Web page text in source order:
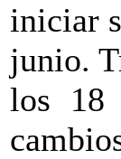
iniciar
junio.
los 18